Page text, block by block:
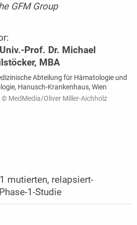
GFM Group
Prof. Dr. Michael
MBA
Abteilung für Hämatologie und
Hanusch-Krankenhaus, Wien
© MedMedia/Oliver Miller-Aichholz
mutierten, relapsiert-
1-Studie